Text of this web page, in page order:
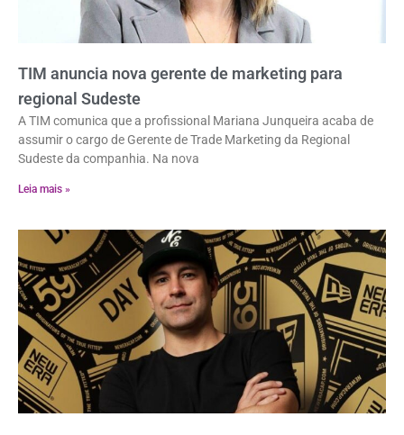
TIM anuncia nova gerente de marketing para
regional Sudeste
A TIM comunica que a profissional Mariana Junqueira acaba de
assumir o cargo de Gerente de Trade Marketing da Regional
Sudeste da companhia. Na nova
Leia mais »